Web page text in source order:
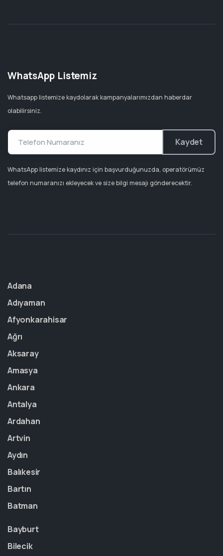
WhatsApp Listemiz
Whatsapp listemize kaydolarak kampanyalarımızdan haberdar
olabilirsiniz.
Kaydet
WhatsApp listemize kaydınız için başvurduğunuzda, operatörümüz
telefon numaranızı ekleyecek ve size bilgi mesajı gönderecektir.
Adana
Adıyaman
Afyonkarahisar
Ağrı
Aksaray
Amasya
Ankara
Antalya
Ardahan
Artvin
Aydın
Balıkesir
Bartın
Batman
Bayburt
Bilecik